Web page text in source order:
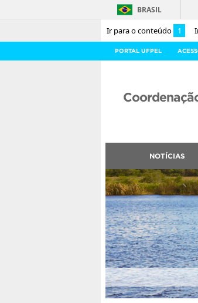
Ir para o conteúdo 1
BRASIL
PORTAL UFPEL
NOTÍCIAS